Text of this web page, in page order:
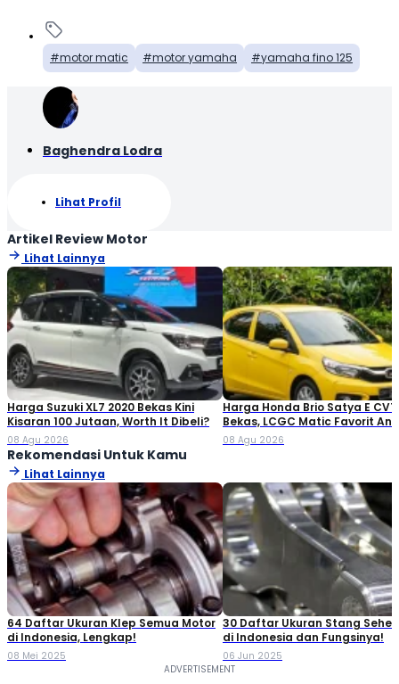
motor matic motor yamaha yamaha fino 125
Baghendra Lodra
Lihat Profil
Artikel Review Motor
Lihat Lainnya
Harga Suzuki XL7 2020 Bekas Kini
Kisaran 100 Jutaan, Worth It Dibeli?
08 Agu 2026
Harga Honda Brio Satya E CVT
Bekas, LCGC Matic Favorit
Muda
08 Agu 2026
Rekomendasi Untuk Kamu
Lihat Lainnya
64 Daftar Ukuran Klep Semua Motor
di Indonesia, Lengkap!
08 Mei 2025
30 Daftar Ukuran Stang
di Indonesia dan Fungsinya!
06 Jun 2025